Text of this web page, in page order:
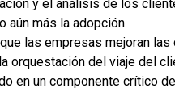
y el análisis de los
aún más la adopción.
las empresas mejoran las
orquestación del viaje del
en un componente crítico